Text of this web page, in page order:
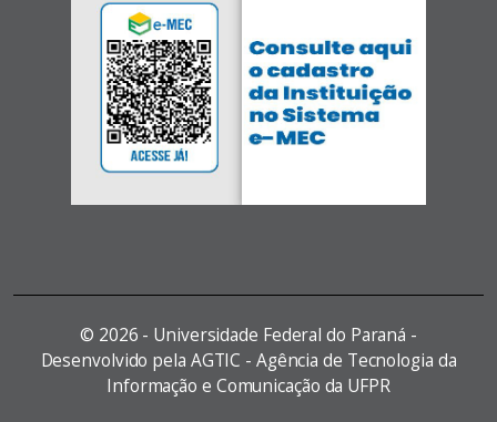
© 2026 - Universidade Federal do Paraná -
Desenvolvido pela AGTIC - Agência de Tecnologia da
Informação e Comunicação da UFPR